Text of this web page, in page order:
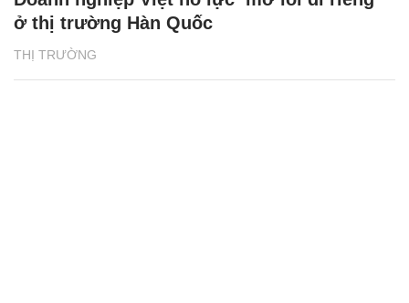
THỊ TRƯỜNG
ở thị trường Hàn Quốc